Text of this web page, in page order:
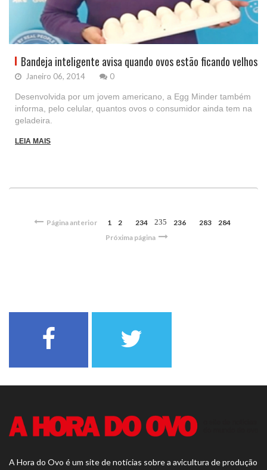
Bandeja inteligente avisa quando ovos estão ficando velhos
Janeiro 06, 2014 0
Desenvolvida por um jovem americano, a Egg Minder também
informa, pelo celular, quantos ovos o consumidor ainda tem na
geladeira.
LEIA MAIS
Página anterior 1 2 234 235 236 283
284
Próxima página
A Hora do Ovo é um site de notícias sobre a avicultura de produção